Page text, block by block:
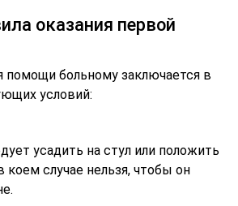
оказания первой
помощи больному заключается в
условий:
усадить на стул или положить
коем случае нельзя, чтобы он